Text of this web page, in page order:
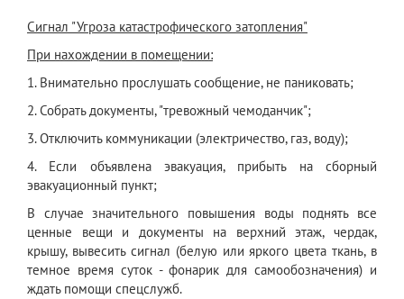
Сигнал "Угроза катастрофического затопления"
При нахождении в помещении:
1. Внимательно прослушать сообщение, не паниковать;
2. Собрать документы, "тревожный чемоданчик";
3. Отключить коммуникации (электричество, газ, воду);
4. Если объявлена эвакуация, прибыть на сборный
эвакуационный пункт;
В случае значительного повышения воды поднять все
ценные вещи и документы на верхний этаж, чердак,
крышу, вывесить сигнал (белую или яркого цвета ткань, в
темное время суток - фонарик для самообозначения) и
ждать помощи спецслужб.